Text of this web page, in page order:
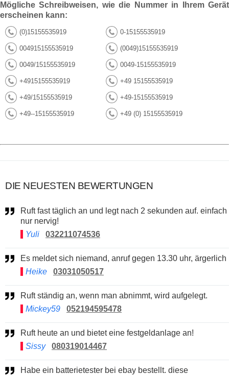
Mögliche Schreibweisen, wie die Nummer in Ihrem Gerät
erscheinen kann:
(0)15155535919 0-15155535919
004915155535919 (0049)15155535919
0049/15155535919 0049-15155535919
+4915155535919 +49 15155535919
+49/15155535919 +49-15155535919
+49--15155535919 +49 (0) 15155535919
DIE NEUESTEN BEWERTUNGEN
Ruft fast täglich an und legt nach 2 sekunden auf. einfach
nur nervig!
Yuli
032211074536
Es meldet sich niemand, anruf gegen 13.30 uhr, ärgerlich
Heike
03031050517
Ruft ständig an, wenn man abnimmt, wird aufgelegt.
Mickey59
052194595478
Ruft heute an und bietet eine festgeldanlage an!
Sissy
080319014467
Habe ein batterietester bei ebay bestellt. diese